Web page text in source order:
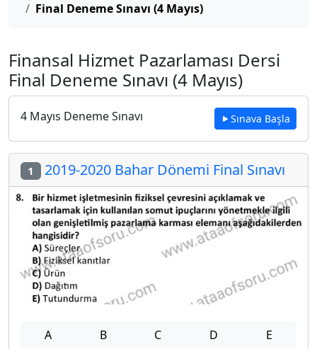
Final Deneme Sınavı (4 Mayıs)
Finansal Hizmet Pazarlaması Dersi
Final Deneme Sınavı (4 Mayıs)
4 Mayıs Deneme Sınavı Sınava Başla
1 2019-2020 Bahar Dönemi Final Sınavı
A B C D E